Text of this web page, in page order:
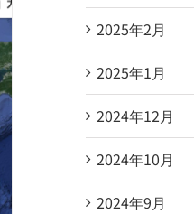
2025年2月
2025年1月
2024年12月
2024年10月
2024年9月